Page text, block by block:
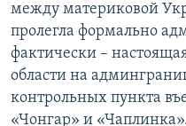
между материковой
пролегла формально
фактически –
области на
контрольных пункта
«Чонгар» и